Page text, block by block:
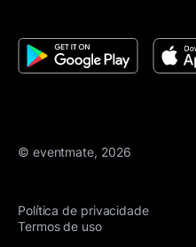
© eventmate, 2026
Política de privacidade
Termos de uso